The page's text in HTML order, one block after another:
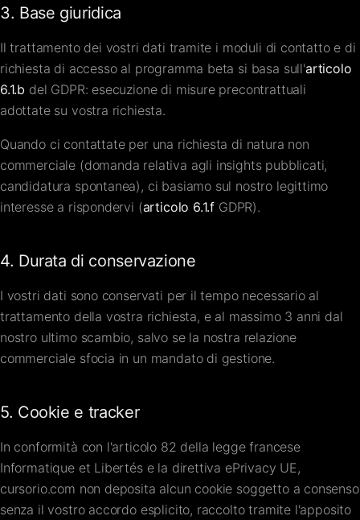
3. Base giuridica
Il trattamento dei vostri dati tramite i moduli di contatto e di
richiesta di accesso al programma beta si basa sull'articolo
6.1.b del GDPR: esecuzione di misure precontrattuali
adottate su vostra richiesta.
Quando ci contattate per una richiesta di natura non
commerciale (domanda relativa agli insights pubblicati,
candidatura spontanea), ci basiamo sul nostro legittimo
interesse a rispondervi (articolo 6.1.f GDPR).
4. Durata di conservazione
I vostri dati sono conservati per il tempo necessario al
trattamento della vostra richiesta, e al massimo 3 anni dal
nostro ultimo scambio, salvo se la nostra relazione
commerciale sfocia in un mandato di gestione.
5. Cookie e tracker
In conformità con l'articolo 82 della legge francese
Informatique et Libertés e la direttiva ePrivacy UE,
cursorio.com non deposita alcun cookie soggetto a consenso
senza il vostro accordo esplicito, raccolto tramite l'apposito